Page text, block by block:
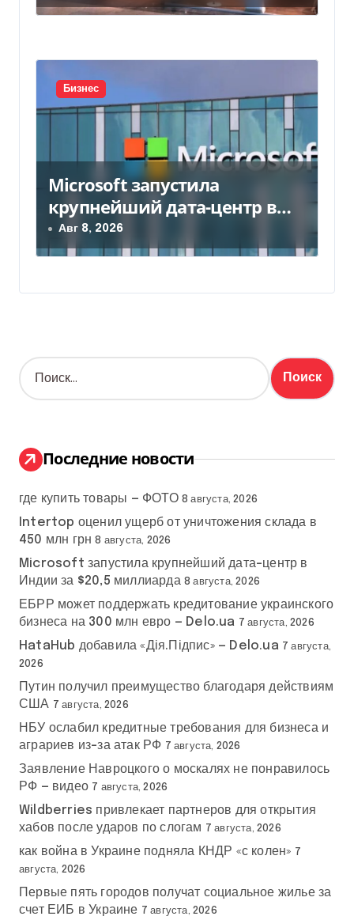
Бизнес
Microsoft запустила
крупнейший дата-центр в
Индии за $20,5 миллиарда
Авг 8, 2026
Н
а
:
Последние новости
где купить товары — ФОТО 8 августа, 2026
Intertop оценил ущерб от уничтожения склада в
450 млн грн 8 августа, 2026
Microsoft запустила крупнейший дата-центр в
Индии за $20,5 миллиарда 8 августа, 2026
ЕБРР может поддержать кредитование украинского
бизнеса на 300 млн евро — Delo.ua 7 августа, 2026
HataHub добавила «Дія.Підпис» — Delo.ua 7 августа,
2026
Путин получил преимущество благодаря действиям
США 7 августа, 2026
НБУ ослабил кредитные требования для бизнеса и
аграриев из-за атак РФ 7 августа, 2026
Заявление Навроцкого о москалях не понравилось
РФ — видео 7 августа, 2026
Wildberries привлекает партнеров для открытия
хабов после ударов по слогам 7 августа, 2026
как война в Украине подняла КНДР «с колен» 7
августа, 2026
Первые пять городов получат социальное жилье за
счет ЕИБ в Украине 7 августа, 2026